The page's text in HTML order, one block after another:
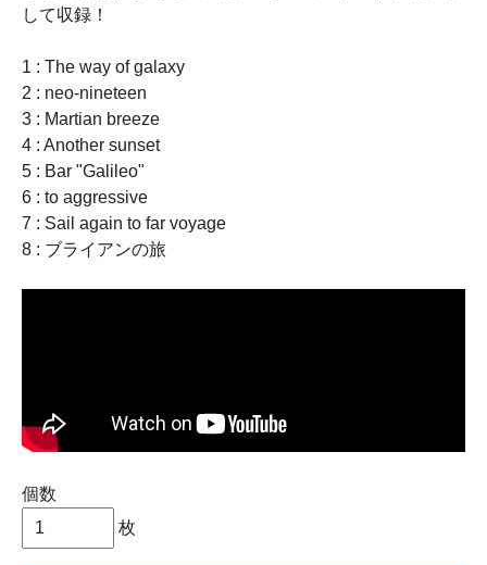
して収録！
1 : The way of galaxy
2 : neo-nineteen
3 : Martian breeze
4 : Another sunset
5 : Bar "Galileo"
6 : to aggressive
7 : Sail again to far voyage
8 : ブライアンの旅
個数
枚